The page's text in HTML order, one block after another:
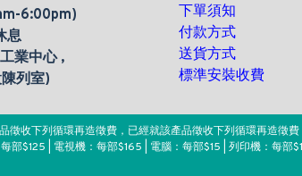
6:00pm)
息
業中心 ,
列室)
下單須知
付款方式
送貨方式
標準安裝收費
收下列循環再造徵費，已經就該產品徵收下列循環再造徵費
$125 | 電視機：每部$165 | 電腦：每部$15 | 列印機：每部